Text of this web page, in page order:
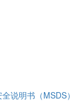
说明书（MSDS）